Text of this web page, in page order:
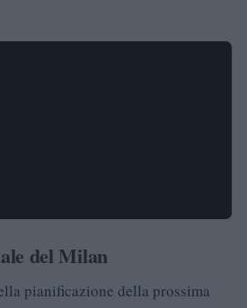
del Milan
pianificazione della prossima